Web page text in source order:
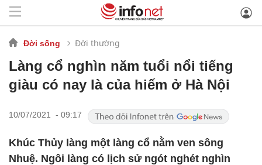
Đời sống Đời thường
Làng cổ nghìn năm tuổi nổi tiếng
giàu có nay là của hiếm ở Hà Nội
10/07/2021 - 09:17
Khúc Thủy làng một làng cổ nằm ven sông
Nhuệ. Ngôi làng có lịch sử ngót nghét nghìn